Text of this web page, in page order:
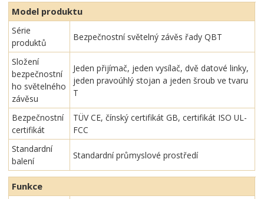
Model produktu
Série
produktů
Bezpečnostní světelný závěs řady QBT
Složení
bezpečnostní
ho světelného
závěsu
Jeden přijímač, jeden vysílač, dvě datové linky,
jeden pravoúhlý stojan a jeden šroub ve tvaru
T
Bezpečnostní
certifikát
TÜV CE, čínský certifikát GB, certifikát ISO UL-
FCC
Standardní
balení
Standardní průmyslové prostředí
Funkce